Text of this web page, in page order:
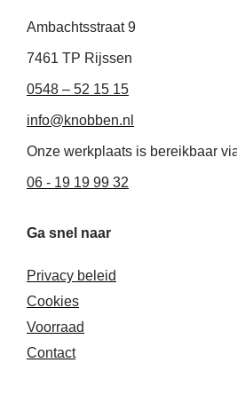
i
-
n
o
-
r
Ambachtsstraat 9
7461 TP Rijssen
0548 – 52 15 15
info@knobben.nl
Onze werkplaats is bereikbaar
06 - 19 19 99 32
Ga snel naar
Privacy beleid
Cookies
Voorraad
Contact